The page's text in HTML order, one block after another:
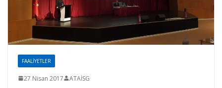
FAALIYETLER
27 Nisan 2017 ATAİSG